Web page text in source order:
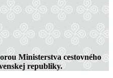
Ministerstva cestovného
republiky.